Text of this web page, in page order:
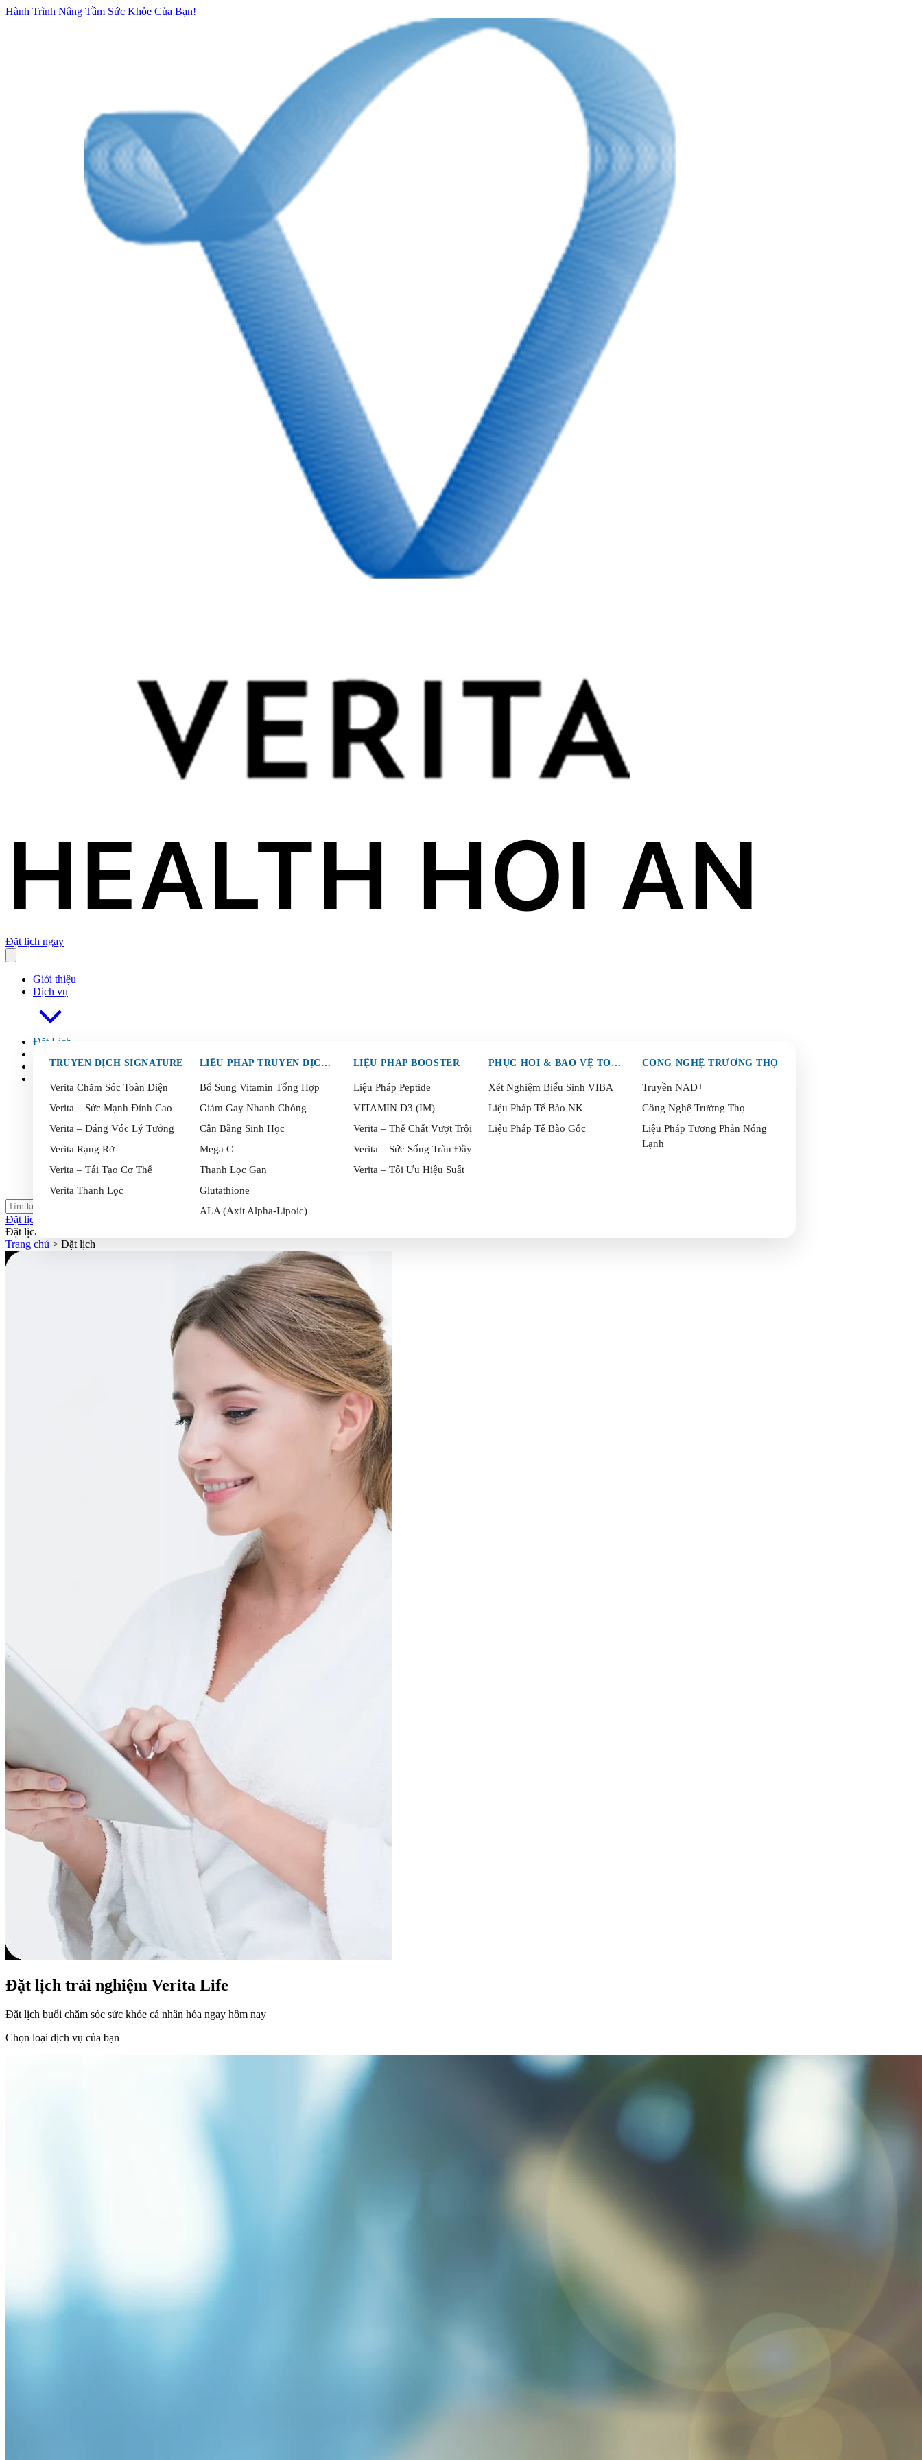
Hành Trình Nâng Tầm Sức Khỏe Của Bạn!
Đặt lịch ngay
Giới thiệu
Dịch vụ
TRUYỀN DỊCH SIGNATURE
Verita Chăm Sóc Toàn Diện
Verita – Sức Mạnh Đỉnh Cao
Verita – Dáng Vóc Lý Tưởng
Verita Rạng Rỡ
Verita – Tái Tạo Cơ Thể
Verita Thanh Lọc
LIỆU PHÁP TRUYỀN DỊCH (IV)
Bổ Sung Vitamin Tổng Hợp
Giảm Gay Nhanh Chóng
Cân Bằng Sinh Học
Mega C
Thanh Lọc Gan
Glutathione
ALA (Axit Alpha-Lipoic)
LIỆU PHÁP BOOSTER
Liệu Pháp Peptide
VITAMIN D3 (IM)
Verita – Thể Chất Vượt Trội
Verita – Sức Sống Tràn Đầy
Verita – Tối Ưu Hiệu Suất
PHỤC HỒI & BẢO VỆ TOÀN DIỆN
Xét Nghiệm Biểu Sinh VIBA
Liệu Pháp Tế Bào NK
Liệu Pháp Tế Bào Gốc
CÔNG NGHỆ TRƯỜNG THỌ
Truyền NAD+
Công Nghệ Trường Thọ
Liệu Pháp Tương Phản Nóng
Lạnh
Đặt Lịch
FAQ
Blog
Đặt lịch ngay
Đặt lịch
Trang chủ > Đặt lịch
Đặt lịch trải nghiệm Verita Life
Đặt lịch buổi chăm sóc sức khỏe cá nhân hóa ngay hôm nay
Chọn loại dịch vụ của bạn